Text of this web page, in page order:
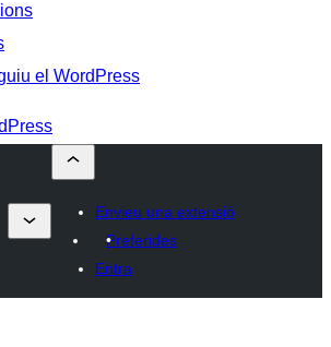
el WordPress
Envieu una extensió
Preferides
Entra